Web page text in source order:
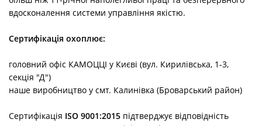
вдосконалення системи управління якістю.
Сертифікація охоплює:
головний офіс КАМОЦЦІ у Києві (вул. Кирилівська, 1-3,
секція "Д")
наше виробництво у смт. Калинівка (Броварський район)
Сертифікація ISO 9001:2015 підтверджує відповідність